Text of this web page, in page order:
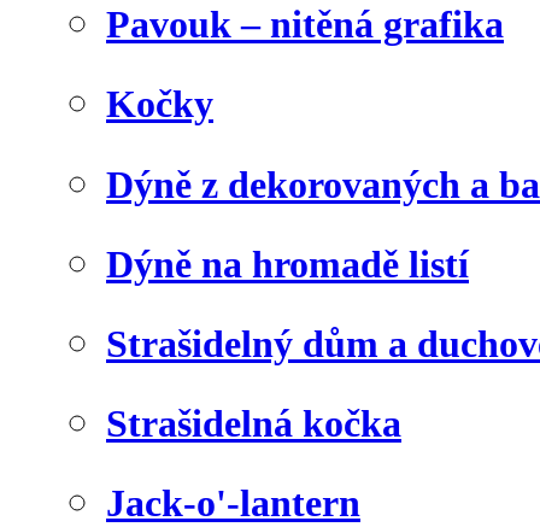
Pavouk – nitěná grafika
Kočky
Dýně z dekorovaných a
Dýně na hromadě listí
Strašidelný dům a
Strašidelná kočka
Jack-o'-lantern